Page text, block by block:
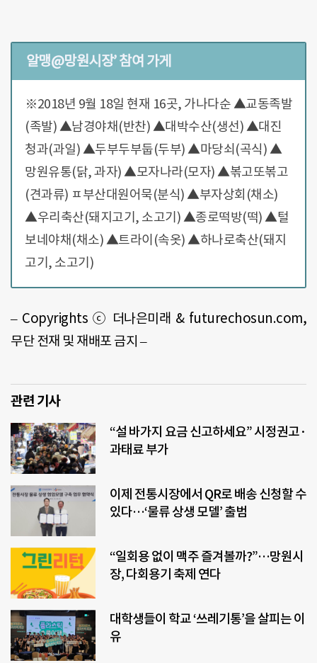
알맹@망원시장’ 참여 가게
※2018년 9월 18일 현재 16곳, 가나다순 ▲교동족발
(족발) ▲남경야채(반찬) ▲대박수산(생선) ▲대진
청과(과일) ▲두부두부둡(두부) ▲마당쇠(곡식) ▲
망원유통(닭, 과자) ▲모자나라(모자) ▲볶고또볶고
(견과류) ㅍ부산대원어묵(분식) ▲부자상회(채소)
▲우리축산(돼지고기, 소고기) ▲종로떡방(떡) ▲털
보네야채(채소) ▲트라이(속옷) ▲하나로축산(돼지
고기, 소고기)
– Copyrights ⓒ 더나은미래 & futurechosun.com,
무단 전재 및 재배포 금지 –
관련 기사
“설 바가지 요금 신고하세요” 시정권고·
과태료 부가
이제 전통시장에서 QR로 배송 신청할 수
있다…‘물류 상생 모델’ 출범
“일회용 없이 맥주 즐겨볼까?”…망원시
장, 다회용기 축제 연다
대학생들이 학교 ‘쓰레기통’을 살피는 이
유